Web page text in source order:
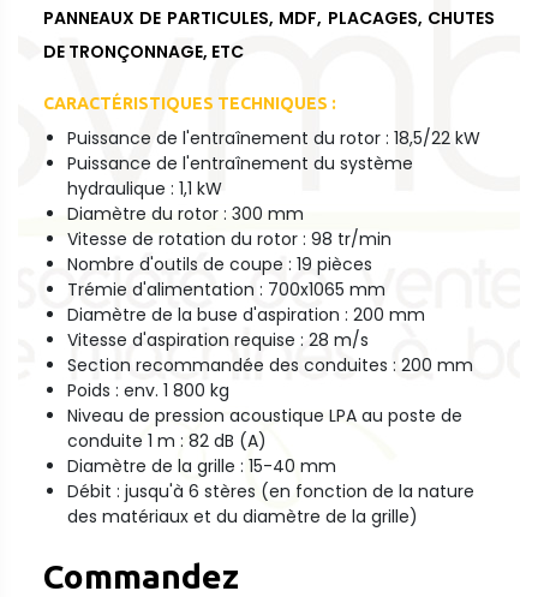
PANNEAUX DE PARTICULES, MDF, PLACAGES, CHUTES
DE TRONÇONNAGE, ETC
CARACTÉRISTIQUES TECHNIQUES :
Puissance de l'entraînement du rotor : 18,5/22 kW
Puissance de l'entraînement du système
hydraulique : 1,1 kW
Diamètre du rotor : 300 mm
Vitesse de rotation du rotor : 98 tr/min
Nombre d'outils de coupe : 19 pièces
Trémie d'alimentation : 700x1065 mm
Diamètre de la buse d'aspiration : 200 mm
Vitesse d'aspiration requise : 28 m/s
Section recommandée des conduites : 200 mm
Poids : env. 1 800 kg
Niveau de pression acoustique LPA au poste de
conduite 1 m : 82 dB (A)
Diamètre de la grille : 15-40 mm
Débit : jusqu'à 6 stères (en fonction de la nature
des matériaux et du diamètre de la grille)
Commandez